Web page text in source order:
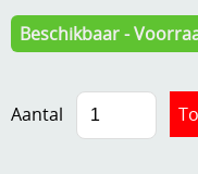
Kleurmateriaal-
Kneedmateriaal
Knipvellen
Beschikbaar -
Aantal